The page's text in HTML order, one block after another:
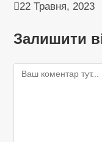
22 Травня, 2023
Залишити
Коментар